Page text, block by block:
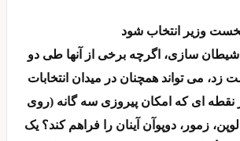
وزیر انتخاب شود
سازی، اگرچه برخی از آنها طی دو
زد، می تواند همچنان در میدان انتخابات
ای که امکان پیروزی سه گانه (روی
زمور، دوپوآن آینان را فراهم کند؟ یک